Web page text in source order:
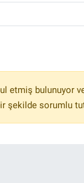
etmiş bulunuyor
şekilde sorumlu